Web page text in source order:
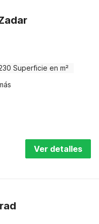
Superficie en m²
Ver detalles